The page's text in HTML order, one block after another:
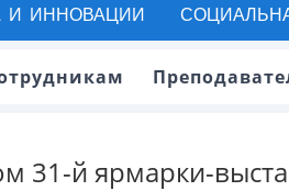
И ИННОВАЦИИ
31-й ярмарки-